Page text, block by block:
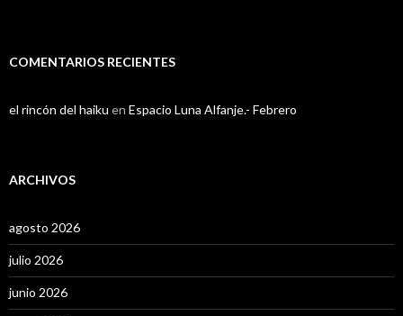
COMENTARIOS RECIENTES
el rincón del haiku en Espacio Luna Alfanje.- Febrero
ARCHIVOS
agosto 2026
julio 2026
junio 2026